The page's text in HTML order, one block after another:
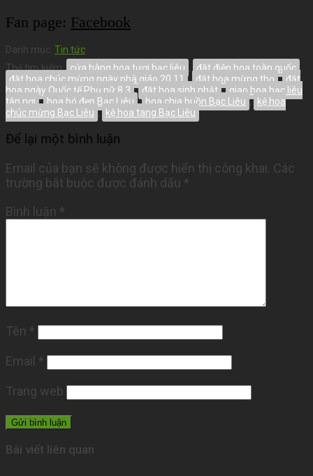
Fan page: Facebook
Danh mục: Tin tức
Thẻ tìm kiếm: cửa hàng hoa tươi bạc liêu , đặt điện hoa toàn quốc ,
đặt hoa chúc mừng ngày nhà giáo 20 11 , đặt hoa mừng thọ , đặt
hoa ngày Quốc tế Phụ nữ 8 3 , đặt hoa sinh nhật , giao hoa bạc liêu
tận nơi , hoa bó đẹp Bạc Liêu , hoa chia buồn Bạc Liêu , kệ hoa
chúc mừng Bạc Liêu , kệ hoa tang Bạc Liêu
Để lại một bình luận
Email của bạn sẽ không được hiển thị công khai. Các
trường bắt buộc được đánh dấu *
Bình luận *
Tên *
Email *
Trang web
Bài viết liên quan